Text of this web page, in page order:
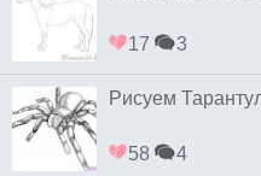
17 3
Рисуем
58 4